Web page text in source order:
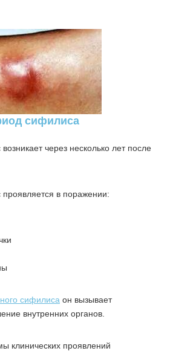
сифилиса
через несколько лет после
в поражении:
сифилиса он вызывает
внутренних органов.
клинических проявлений